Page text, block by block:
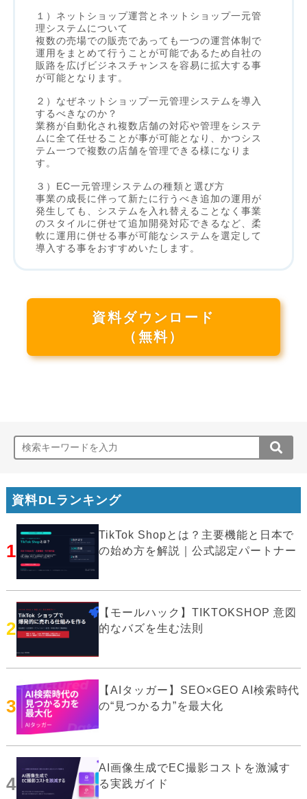
１）ネットショップ運営とネットショップ一元管
理システムについて
複数の売場での販売であっても一つの運営体制で
運用をまとめて行うことが可能であるため自社の
販路を広げビジネスチャンスを容易に拡大する事
が可能となります。
２）なぜネットショップ一元管理システムを導入
するべきなのか？
業務が自動化され複数店舗の対応や管理をシステ
ムに全て任せることが事が可能となり、かつシス
テム一つで複数の店舗を管理できる様になりま
す。
３）EC一元管理システムの種類と選び方
事業の成長に伴って新たに行うべき追加の運用が
発生しても、システムを入れ替えることなく事業
のスタイルに併せて追加開発対応できるなど、柔
軟に運用に併せる事が可能なシステムを選定して
導入する事をおすすめいたします。
資料ダウンロード
（無料）
資料DLランキング
1
TikTok Shopとは？主要機能と日本で
の始め方を解説｜公式認定パートナー
2
【モールハック】TIKTOKSHOP 意図
的なバズを生む法則
3
【AIタッガー】SEO×GEO AI検索時代
の“見つかる力”を最大化
4
AI画像生成でEC撮影コストを激減す
る実践ガイド